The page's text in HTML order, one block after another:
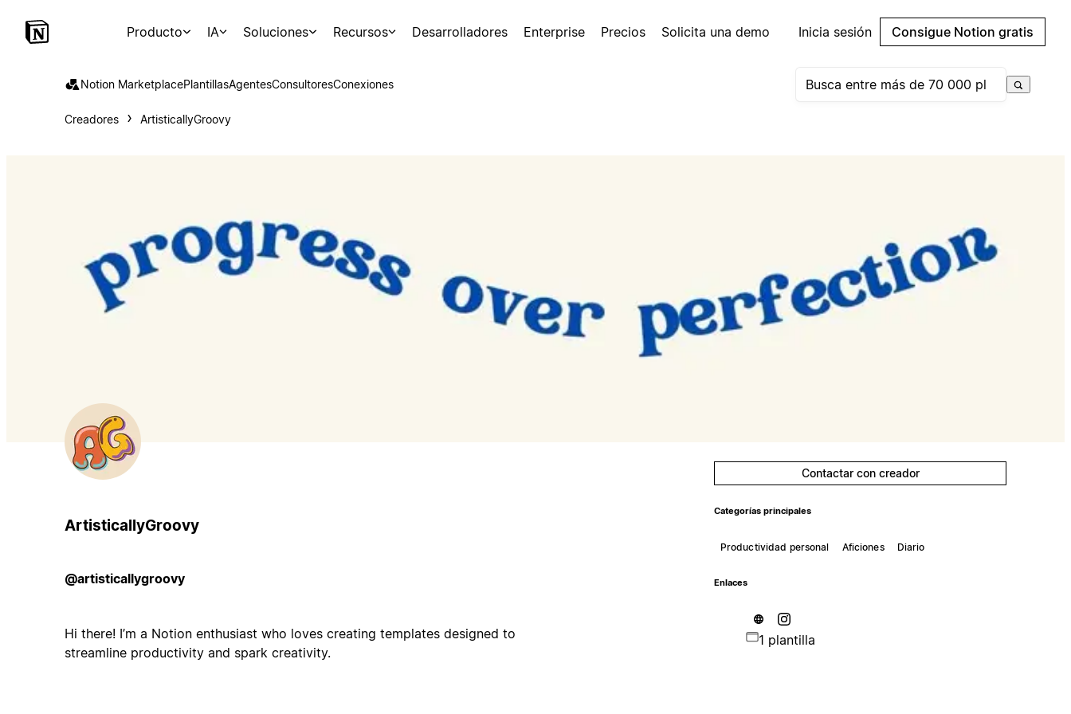
Producto IA Soluciones Recursos Desarrolladores Enterprise Precios Solicita una demo Inicia sesión Consigue Notion gratis
Notion MarketplacePlantillasAgentesConsultoresConexiones
Creadores ArtisticallyGroovy
ArtisticallyGroovy
@artisticallygroovy
Hi there! I’m a Notion enthusiast who loves creating templates designed to
streamline productivity and spark creativity.
Contactar con creador
Categorías principales
Productividad personal Aficiones Diario
Enlaces
1 plantilla